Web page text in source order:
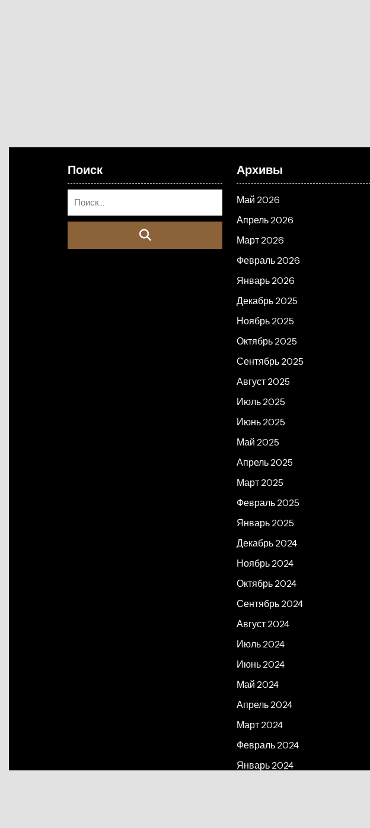
Поиск Архивы
Май 2026
Апрель 2026
Март 2026
Февраль 2026
Январь 2026
Декабрь 2025
Ноябрь 2025
Октябрь 2025
Сентябрь 2025
Август 2025
Июль 2025
Июнь 2025
Май 2025
Апрель 2025
Март 2025
Февраль 2025
Январь 2025
Декабрь 2024
Ноябрь 2024
Октябрь 2024
Сентябрь 2024
Август 2024
Июль 2024
Июнь 2024
Май 2024
Апрель 2024
Март 2024
Февраль 2024
Январь 2024